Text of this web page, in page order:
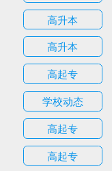
高升本
高升本
高起专
学校动态
高起专
高起专